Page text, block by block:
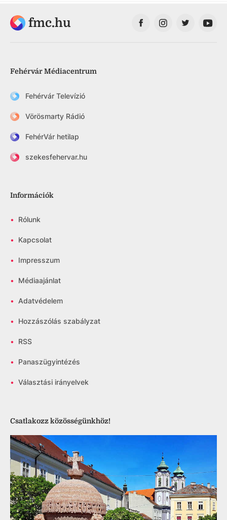
fmc.hu
Fehérvár Médiacentrum
Fehérvár Televízió
Vörösmarty Rádió
FehérVár hetilap
szekesfehervar.hu
Információk
• Rólunk
• Kapcsolat
• Impresszum
• Médiaajánlat
• Adatvédelem
• Hozzászólás szabályzat
• RSS
• Panaszügyintézés
• Választási irányelvek
Csatlakozz közösségünkhöz!